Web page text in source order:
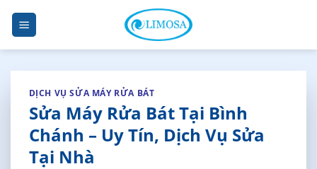
Skip
content
DỊCH VỤ SỬA MÁY RỬA BÁT
Sửa Máy Rửa Bát Tại Bình
Chánh – Uy Tín, Dịch Vụ Sửa
Tại Nhà